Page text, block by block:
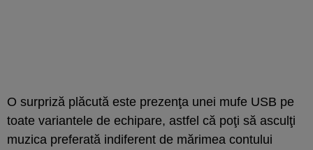
O surpriză plăcută este prezenţa unei mufe USB pe
toate variantele de echipare, astfel că poţi să asculţi
muzica preferată indiferent de mărimea contului